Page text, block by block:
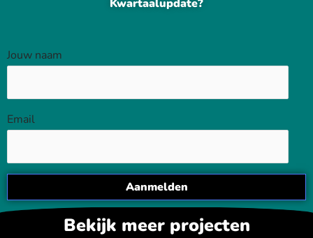
Kwartaalupdate?
Jouw naam
Email
Bekijk meer projecten